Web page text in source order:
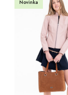
Novinka